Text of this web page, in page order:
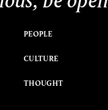
PEOPLE
CULTURE
THOUGHT